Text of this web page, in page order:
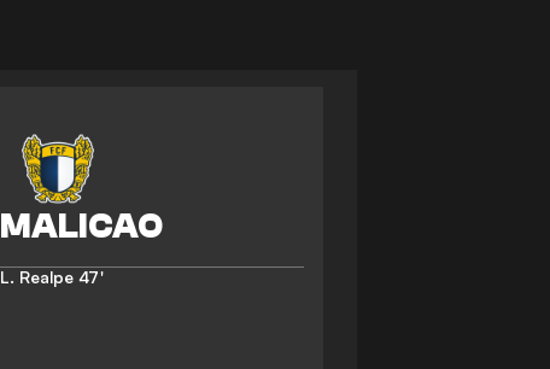
L. Realpe 47'